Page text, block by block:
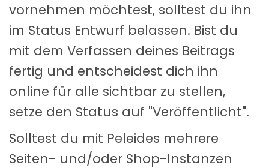
vornehmen möchtest, solltest du ihn
im Status Entwurf belassen. Bist du
mit dem Verfassen deines Beitrags
fertig und entscheidest dich ihn
online für alle sichtbar zu stellen,
setze den Status auf "Veröffentlicht".
Solltest du mit Peleides mehrere
Seiten- und/oder Shop-Instanzen